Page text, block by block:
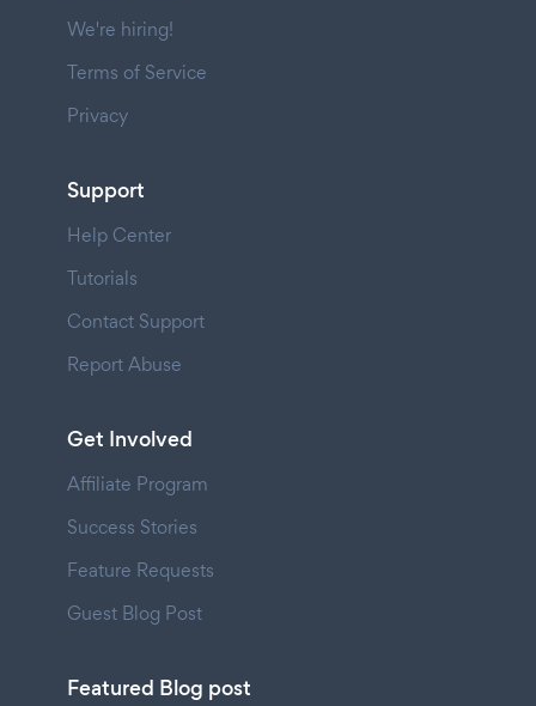
We're hiring!
Terms of Service
Privacy
Support
Help Center
Tutorials
Contact Support
Report Abuse
Get Involved
Affiliate Program
Success Stories
Feature Requests
Guest Blog Post
Featured Blog post